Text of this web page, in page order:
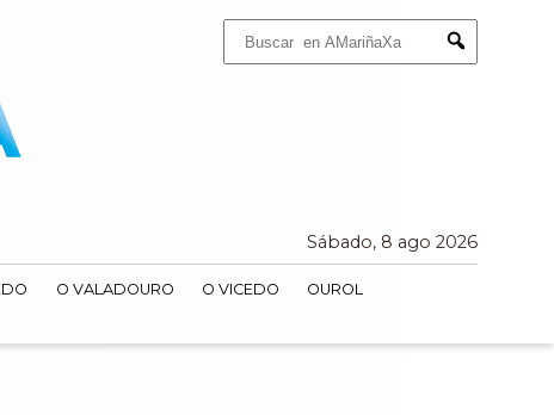
Submit
Sábado, 8 ago 2026
O VALADOURO O VICEDO
OUROL